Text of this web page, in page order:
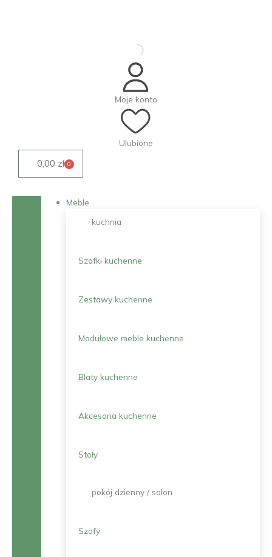
Moje konto
Ulubione
0,00 zł 0
Wózek
Meble
kuchnia
Szafki kuchenne
Zestawy kuchenne
Modułowe meble kuchenne
Blaty kuchenne
Akcesoria kuchenne
Stoły
pokój dzienny / salon
Szafy